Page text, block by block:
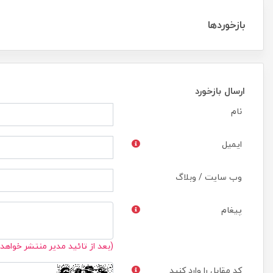
بازخوردها
ارسال بازخورد
نام
ایمیل
وب سایت / وبلاگ
پیغام
(بعد از تائید مدیر منتشر